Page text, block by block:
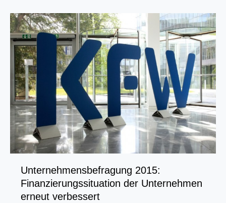
Initiative
will
Perspektiven
schaffen
Unternehmensbefragung 2015:
Finanzierungssituation der Unternehmen
erneut verbessert